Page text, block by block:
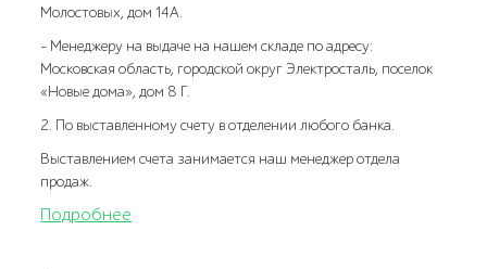
Молостовых, дом 14А.
- Менеджеру на выдаче на нашем складе по адресу:
Московская область, городской округ Электросталь, поселок
«Новые дома», дом 8 Г.
2. По выставленному счету в отделении любого банка.
Выставлением счета занимается наш менеджер отдела
продаж.
Подробнее